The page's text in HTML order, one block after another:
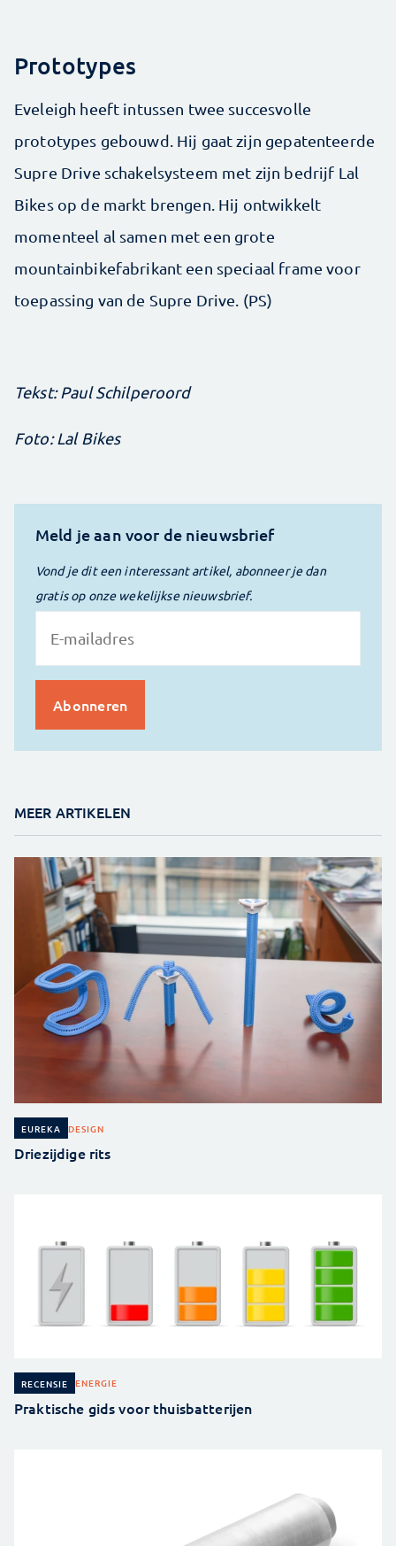
Prototypes
Eveleigh heeft intussen twee succesvolle
prototypes gebouwd. Hij gaat zijn gepatenteerde
Supre Drive schakelsysteem met zijn bedrijf Lal
Bikes op de markt brengen. Hij ontwikkelt
momenteel al samen met een grote
mountainbikefabrikant een speciaal frame voor
toepassing van de Supre Drive. (PS)
Tekst: Paul Schilperoord
Foto: Lal Bikes
Meld je aan voor de nieuwsbrief
Vond je dit een interessant artikel, abonneer je dan
gratis op onze wekelijkse nieuwsbrief.
MEER ARTIKELEN
EUREKA DESIGN
Driezijdige rits
RECENSIE ENERGIE
Praktische gids voor thuisbatterijen